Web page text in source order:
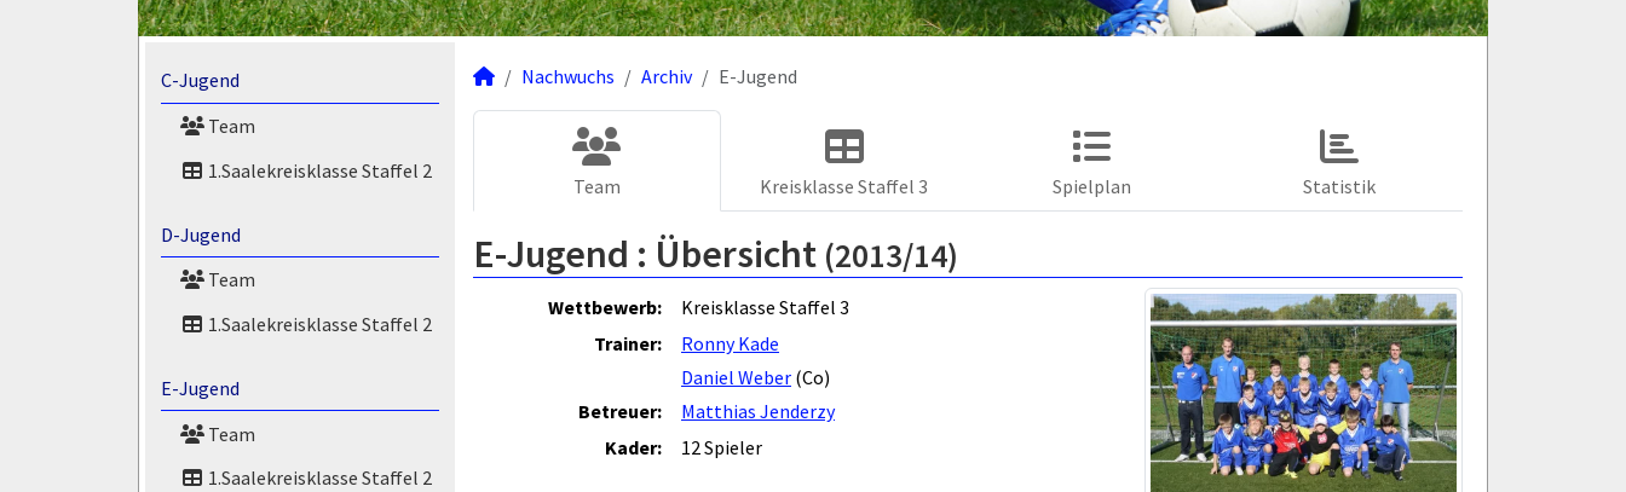
C-Jugend
Team
1.Saalekreisklasse Staffel 2
D-Jugend
Team
1.Saalekreisklasse Staffel 2
E-Jugend
Team
1.Saalekreisklasse Staffel 2
Nachwuchs Archiv E-Jugend
Team Kreisklasse Staffel 3 Spielplan Statistik
E-Jugend : Übersicht (2013/14)
Wettbewerb:
Kreisklasse Staffel 3
Trainer:
Ronny Kade
Daniel Weber (Co)
Betreuer:
Matthias Jenderzy
Kader:
12 Spieler